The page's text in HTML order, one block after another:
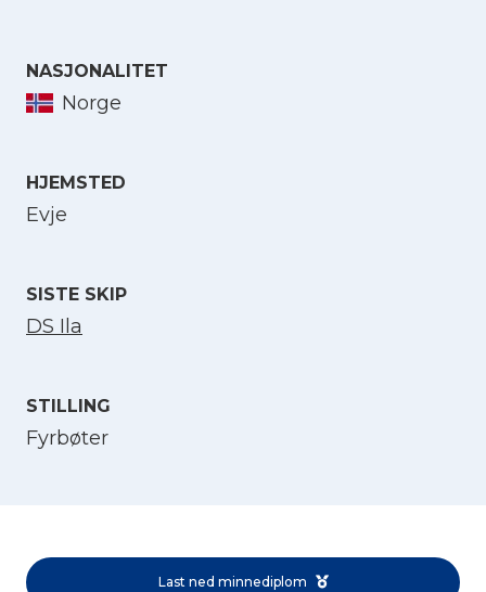
NASJONALITET
Norge
HJEMSTED
Evje
SISTE SKIP
DS Ila
STILLING
Fyrbøter
Last ned minnediplom
Velg språk
English